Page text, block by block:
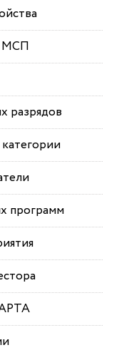
МСП
разрядов
программ